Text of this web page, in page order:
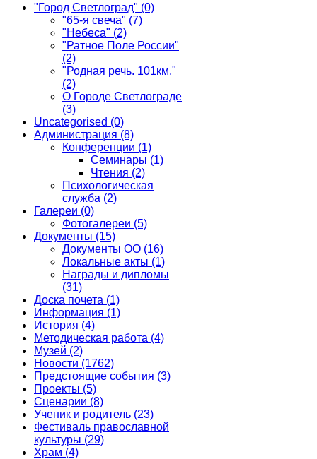
"Город Светлоград" (0)
"65-я свеча" (7)
"Небеса" (2)
"Ратное Поле России"
(2)
"Родная речь. 101км."
(2)
О Городе Светлограде
(3)
Uncategorised (0)
Администрация (8)
Конференции (1)
Семинары (1)
Чтения (2)
Психологическая
служба (2)
Галереи (0)
Фотогалереи (5)
Документы (15)
Документы ОО (16)
Локальные акты (1)
Награды и дипломы
(31)
Доска почета (1)
Информация (1)
История (4)
Методическая работа (4)
Музей (2)
Новости (1762)
Предстоящие события (3)
Проекты (5)
Сценарии (8)
Ученик и родитель (23)
Фестиваль православной
культуры (29)
Храм (4)